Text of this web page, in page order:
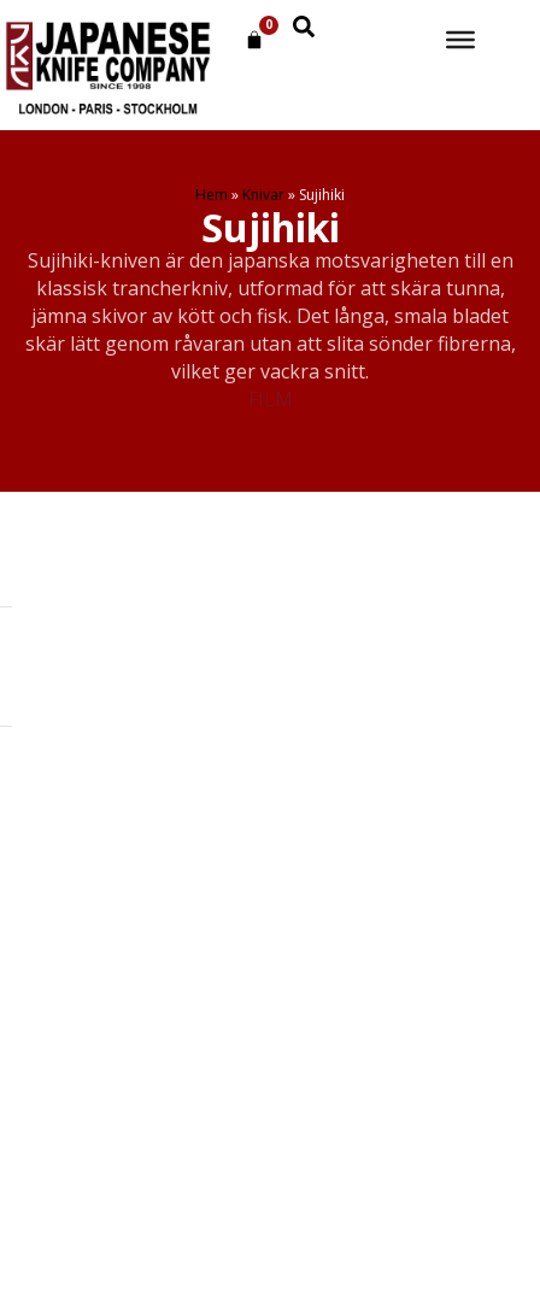
0
Hem » Knivar» Sujihiki
Sujihiki
Sujihiki-kniven är den japanska motsvarigheten till en
klassisk trancherkniv, utformad för att skära tunna,
jämna skivor av kött och fisk. Det långa, smala bladet
skär lätt genom råvaran utan att slita sönder fibrerna,
vilket ger vackra snitt.
FILM